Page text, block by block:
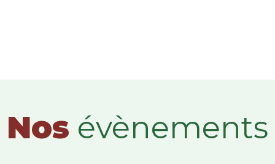
Nos évènements